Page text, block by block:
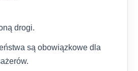
drogi.
są obowiązkowe dla